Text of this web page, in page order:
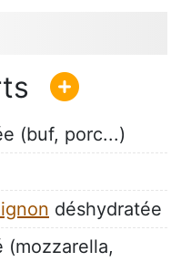
(buf, porc...)
déshydratée
(mozzarella,